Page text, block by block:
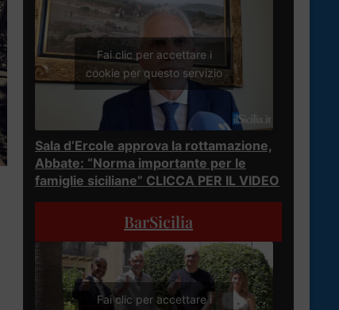
Fai clic per accettare i
cookie per questo servizio
Sala d’Ercole approva la rottamazione,
Abbate: “Norma importante per le
famiglie siciliane” CLICCA PER IL VIDEO
BarSicilia
Fai clic per accettare i